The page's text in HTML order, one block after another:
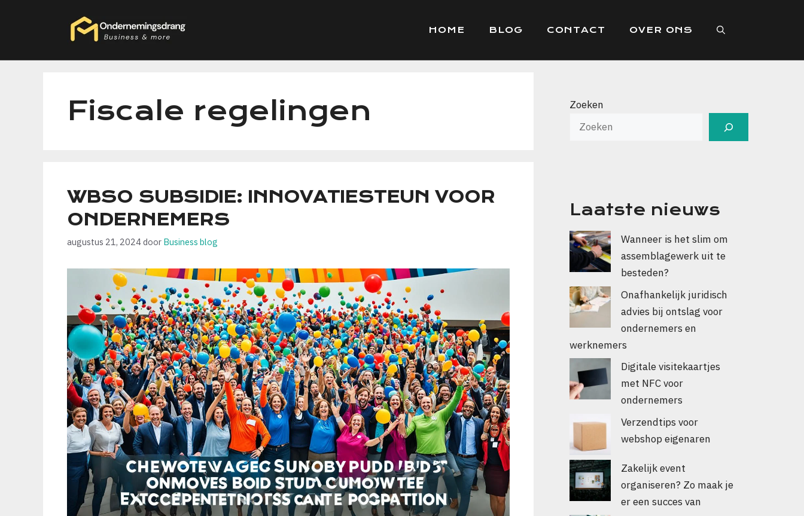
inhoud
HOME BLOG CONTACT OVER ONS
Fiscale regelingen
WBSO SUBSIDIE: INNOVATIESTEUN VOOR
ONDERNEMERS
augustus 21, 2024door Business blog
Zoeken
Laatste nieuws
Wanneer is het slim om
assemblagewerk uit te
besteden?
Onafhankelijk juridisch
advies bij ontslag voor
ondernemers en
werknemers
Digitale visitekaartjes
met NFC voor
ondernemers
Verzendtips voor
webshop eigenaren
Zakelijk event
organiseren? Zo maak je
er een succes van